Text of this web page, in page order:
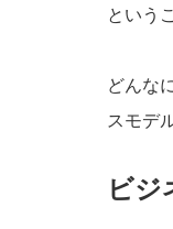
という
どんな
スモデ
ビジ